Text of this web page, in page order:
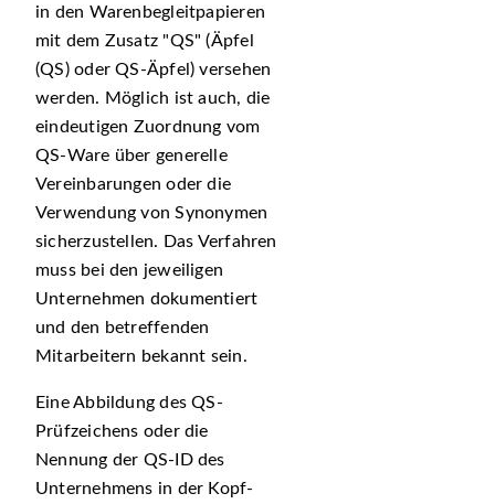
in den Warenbegleitpapieren
mit dem Zusatz
QS
(Äpfel
(QS) oder QS-Äpfel) versehen
werden. Möglich ist auch, die
eindeutigen Zuordnung vom
QS-Ware über generelle
Vereinbarungen oder die
Verwendung von Synonymen
sicherzustellen. Das Verfahren
muss bei den jeweiligen
Unternehmen dokumentiert
und den betreffenden
Mitarbeitern bekannt sein.
Eine Abbildung des QS-
Prüfzeichens oder die
Nennung der QS-ID des
Unternehmens in der Kopf-